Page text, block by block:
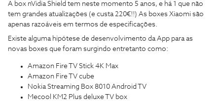
A box nVidia Shield tem neste momento 5 anos, e há 1 que não
tem grandes atualizações (e custa 220€!!) As boxes Xiaomi são
apenas razoáveis em termos de especificações.
Existe alguma hipótese de desenvolvimento da App para as
novas boxes que foram surgindo entretanto como:
Amazon Fire TV Stick 4K Max
Amazon Fire TV cube
Nokia Streaming Box 8010 Android TV
Mecool KM2 Plus deluxe TV box